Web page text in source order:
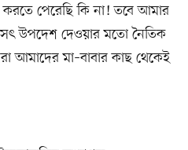
করতে পেরেছি কি না! তবে আমার
সৎ উপদেশ দেওয়ার মতো নৈতিক
মা–বাবার কাছ থেকেই